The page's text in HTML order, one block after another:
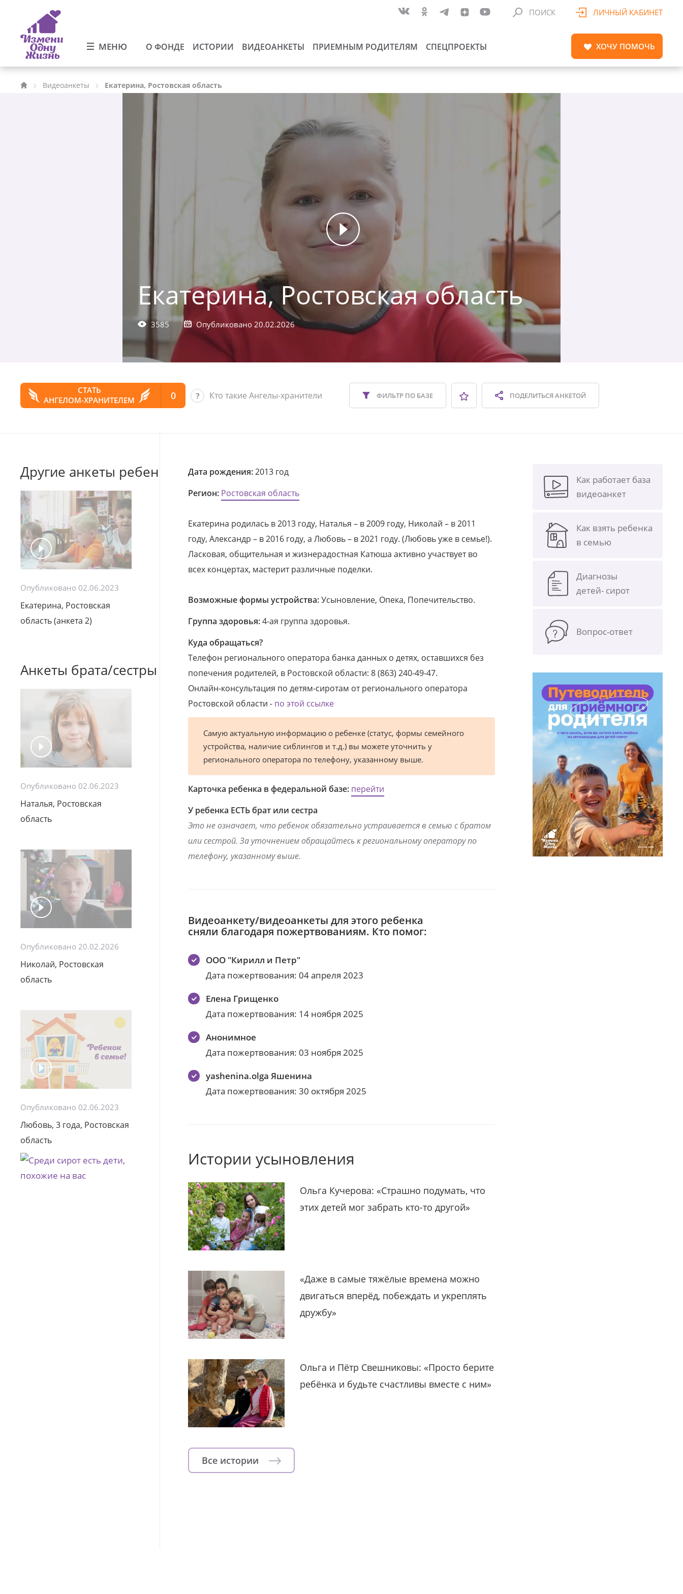
МЕНЮ О ФОНДЕ ИСТОРИИ ВИДЕОАНКЕТЫ ПРИЕМНЫМ РОДИТЕЛЯМ СПЕЦПРОЕКТЫ
ПОИСК ЛИЧНЫЙ КАБИНЕТ
ХОЧУ ПОМОЧЬ
Видеоанкеты Екатерина, Ростовская область
Екатерина, Ростовская область
3585 Опубликовано 20.02.2026
СТАТЬ
АНГЕЛОМ-ХРАНИТЕЛЕМ
0 Кто такие Ангелы-хранители ПОДЕЛИТЬСЯАНКЕТОЙ
ФИЛЬТР ПО БАЗЕ
Другие анкеты ребенка
Опубликовано 02.06.2023
Екатерина, Ростовская
область (анкета 2)
Анкеты брата/сестры
Опубликовано 02.06.2023
Наталья, Ростовская
область
Опубликовано 20.02.2026
Николай, Ростовская
область
Опубликовано 02.06.2023
Любовь, 3 года, Ростовская
область
Дата рождения:2013 год
Регион: Ростовская область
Екатерина родилась в 2013 году, Наталья – в 2009 году, Николай – в 2011
году, Александр – в 2016 году, а Любовь – в 2021 году. (Любовь уже в семье!).
Ласковая, общительная и жизнерадостная Катюша активно участвует во
всех концертах, мастерит различные поделки.
Возможные формы устройства:Усыновление, Опека, Попечительство.
Группа здоровья:4-ая группа здоровья.
Куда обращаться?
Телефон регионального оператора банка данных о детях, оставшихся без
попечения родителей, в Ростовской области: 8 (863) 240-49-47.
Онлайн-консультация по детям-сиротам от регионального оператора
Ростовской области - по этой ссылке
Самую актуальную информацию о ребенке (статус, формы семейного
устройства, наличие сиблингов и т.д.) вы можете уточнить у
регионального оператора по телефону, указанному выше.
Карточка ребенка в федеральной базе: перейти
У ребенка ЕСТЬ брат или сестра
Это не означает, что ребенок обязательно устраивается в семью с братом
или сестрой. За уточнением обращайтесь к региональному оператору по
телефону, указанному выше.
Видеоанкету/видеоанкеты для этого ребенка
сняли благодаря пожертвованиям. Кто помог:
ООО "Кирилл и Петр"
Дата пожертвования: 04 апреля 2023
Елена Грищенко
Дата пожертвования: 14 ноября 2025
Анонимное
Дата пожертвования: 03 ноября 2025
yashenina.olga Яшенина
Дата пожертвования: 30 октября 2025
Истории усыновления
Ольга Кучерова: «Страшно подумать, что
этих детей мог забрать кто-то другой»
«Даже в самые тяжёлые времена можно
двигаться вперёд, побеждать и укреплять
дружбу»
Ольга и Пётр Свешниковы: «Просто берите
ребёнка и будьте счастливы вместе с ним»
Все истории
Как работает база
видеоанкет
Как взять ребенка
в семью
Диагнозы
детей- сирот
Вопрос-ответ